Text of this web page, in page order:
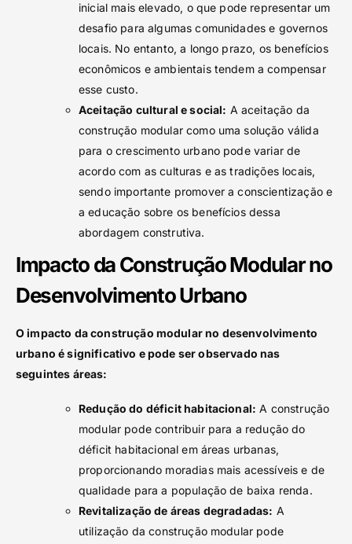
inicial mais elevado, o que pode representar um
desafio para algumas comunidades e governos
locais. No entanto, a longo prazo, os benefícios
econômicos e ambientais tendem a compensar
esse custo.
Aceitação cultural e social: A aceitação da
construção modular como uma solução válida
para o crescimento urbano pode variar de
acordo com as culturas e as tradições locais,
sendo importante promover a conscientização e
a educação sobre os benefícios dessa
abordagem construtiva.
Impacto da Construção Modular no
Desenvolvimento Urbano
O impacto da construção modular no desenvolvimento
urbano é significativo e pode ser observado nas
seguintes áreas:
Redução do déficit habitacional: A construção
modular pode contribuir para a redução do
déficit habitacional em áreas urbanas,
proporcionando moradias mais acessíveis e de
qualidade para a população de baixa renda.
Revitalização de áreas degradadas: A
utilização da construção modular pode